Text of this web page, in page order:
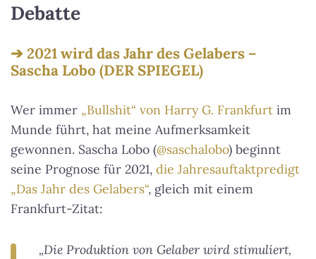
Debatte
2021 wird das Jahr des Gelabers –
Sascha Lobo (DER SPIEGEL)
Wer immer „Bullshit“ von Harry G. Frankfurt im
Munde führt, hat meine Aufmerksamkeit
gewonnen. Sascha Lobo (@saschalobo) beginnt
seine Prognose für 2021, die Jahresauftaktpredigt
„Das Jahr des Gelabers“, gleich mit einem
Frankfurt-Zitat:
„Die Produktion von Gelaber wird stimuliert,